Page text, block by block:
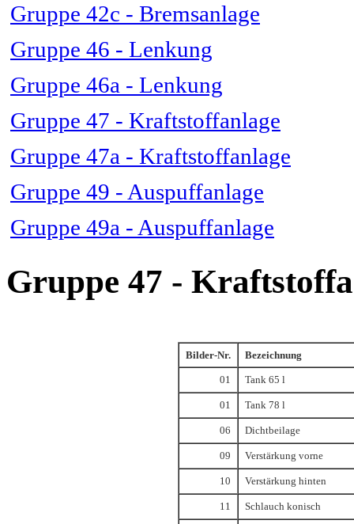
Gruppe 42c - Bremsanlage
Gruppe 46 - Lenkung
Gruppe 46a - Lenkung
Gruppe 47 - Kraftstoffanlage
Gruppe 47a - Kraftstoffanlage
Gruppe 49 - Auspuffanlage
Gruppe 49a - Auspuffanlage
Gruppe 47 -
Bilder-Nr. Bezeichnung
01 Tank 65 l
01 Tank 78 l
06 Dichtbeilage
09 Verstärkung vorne
10 Verstärkung hinten
11 Schlauch konisch